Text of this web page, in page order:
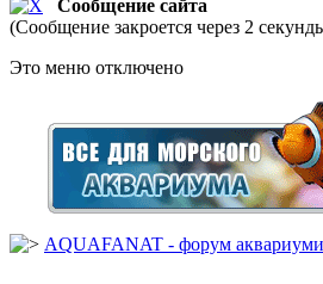
Сообщение сайта
(Сообщение закроется через 2
Это меню отключено
AQUAFANAT - форум